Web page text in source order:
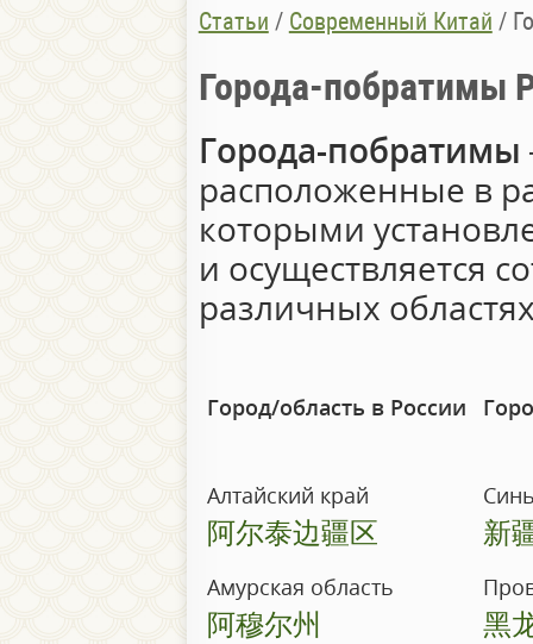
Статьи / Современный Китай /
Города-побратимы
Города-побратимы
расположенные в
которыми
и осуществляется
различных
Город/область в России
Алтайский край
阿尔泰边疆区 新
Амурская область
阿穆尔州 黑